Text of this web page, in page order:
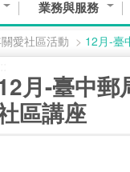
業務與服務
愛社區活動 > 12月-臺
月-臺中郵
區講座